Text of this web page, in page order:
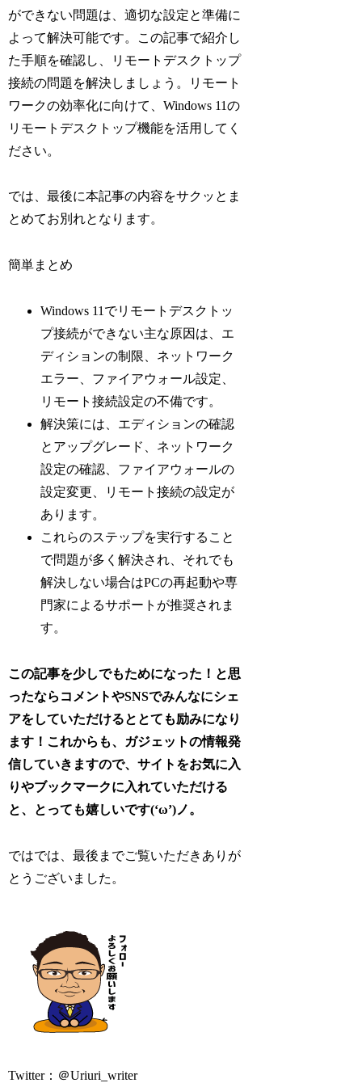
ができない問題は、適切な設定と準備に
よって解決可能です。この記事で紹介し
た手順を確認し、リモートデスクトップ
接続の問題を解決しましょう。リモート
ワークの効率化に向けて、Windows 11の
リモートデスクトップ機能を活用してく
ださい。
では、最後に本記事の内容をサクッとま
とめてお別れとなります。
簡単まとめ
Windows 11でリモートデスクトッ
プ接続ができない主な原因は、エ
ディションの制限、ネットワーク
エラー、ファイアウォール設定、
リモート接続設定の不備です。
解決策には、エディションの確認
とアップグレード、ネットワーク
設定の確認、ファイアウォールの
設定変更、リモート接続の設定が
あります。
これらのステップを実行すること
で問題が多く解決され、それでも
解決しない場合はPCの再起動や専
門家によるサポートが推奨されま
す。
この記事を少しでもためになった！と思
ったならコメントやSNSでみんなにシェ
アをしていただけるととても励みになり
ます！これからも、ガジェットの情報発
信していきますので、サイトをお気に入
りやブックマークに入れていただける
と、とっても嬉しいです(‘ω’)ノ。
ではでは、最後までご覧いただきありが
とうございました。
Twitter：＠Uriuri_writer